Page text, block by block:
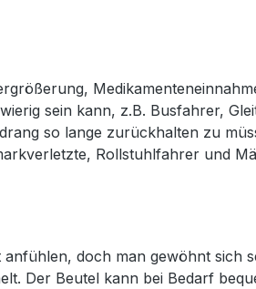
sein kann, z.B. Busfahrer,
so lange zurückhalten zu
Rollstuhlfahrer und
doch man gewöhnt sich
Der Beutel kann bei Bedarf